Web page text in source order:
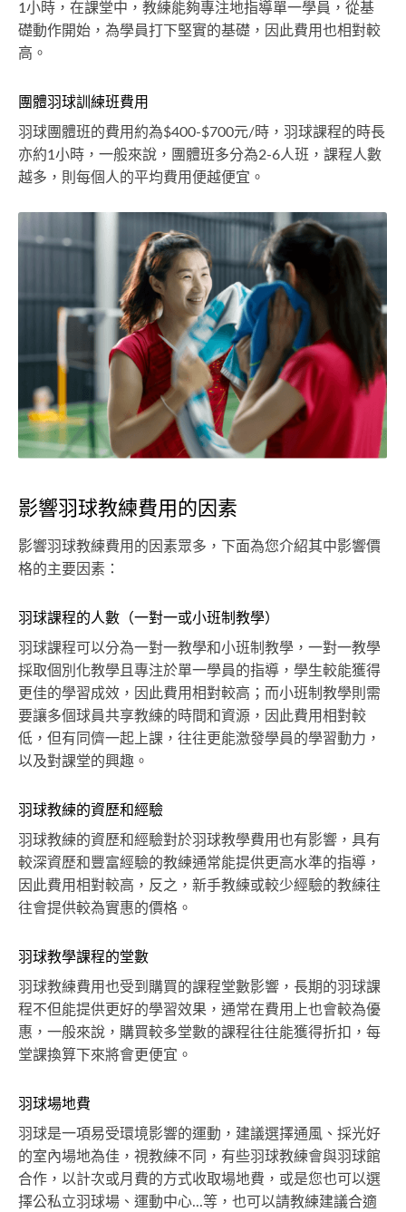
1小時，在課堂中，教練能夠專注地指導單一學員，從基
礎動作開始，為學員打下堅實的基礎，因此費用也相對較
高。
團體羽球訓練班費用
羽球團體班的費用約為$400-$700元/時，羽球課程的時長
亦約1小時，一般來說，團體班多分為2-6人班，課程人數
越多，則每個人的平均費用便越便宜。
影響羽球教練費用的因素
影響羽球教練費用的因素眾多，下面為您介紹其中影響價
格的主要因素：
羽球課程的人數（一對一或小班制教學）
羽球課程可以分為一對一教學和小班制教學，一對一教學
採取個別化教學且專注於單一學員的指導，學生較能獲得
更佳的學習成效，因此費用相對較高；而小班制教學則需
要讓多個球員共享教練的時間和資源，因此費用相對較
低，但有同儕一起上課，往往更能激發學員的學習動力，
以及對課堂的興趣。
羽球教練的資歷和經驗
羽球教練的資歷和經驗對於羽球教學費用也有影響，具有
較深資歷和豐富經驗的教練通常能提供更高水準的指導，
因此費用相對較高，反之，新手教練或較少經驗的教練往
往會提供較為實惠的價格。
羽球教學課程的堂數
羽球教練費用也受到購買的課程堂數影響，長期的羽球課
程不但能提供更好的學習效果，通常在費用上也會較為優
惠，一般來說，購買較多堂數的課程往往能獲得折扣，每
堂課換算下來將會更便宜。
羽球場地費
羽球是一項易受環境影響的運動，建議選擇通風、採光好
的室內場地為佳，視教練不同，有些羽球教練會與羽球館
合作，以計次或月費的方式收取場地費，或是您也可以選
擇公私立羽球場、運動中心...等，也可以請教練建議合適